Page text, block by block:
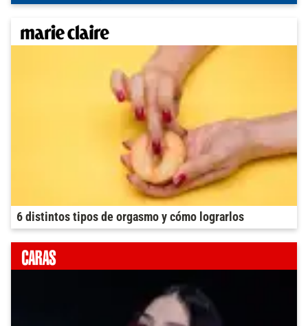
6 distintos tipos de orgasmo y cómo lograrlos